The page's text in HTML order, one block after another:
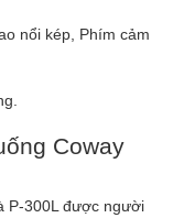
nổi kép, Phím cảm
Coway
P-300L được người